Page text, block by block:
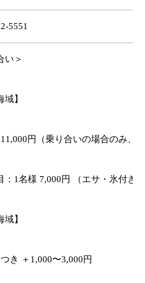
5551
い＞
域】
円（乗り合いの場合のみ、
：1名様 7,000円 （エサ・氷付き
域】
き ＋1,000〜3,000円